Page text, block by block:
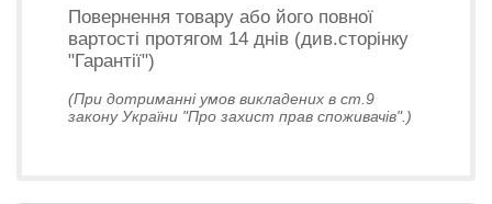
Повернення товару або його повної
вартості протягом 14 днів (див.сторінку
"Гарантії")
(При дотриманні умов викладених в ст.9
закону України "Про захист прав споживачів".)